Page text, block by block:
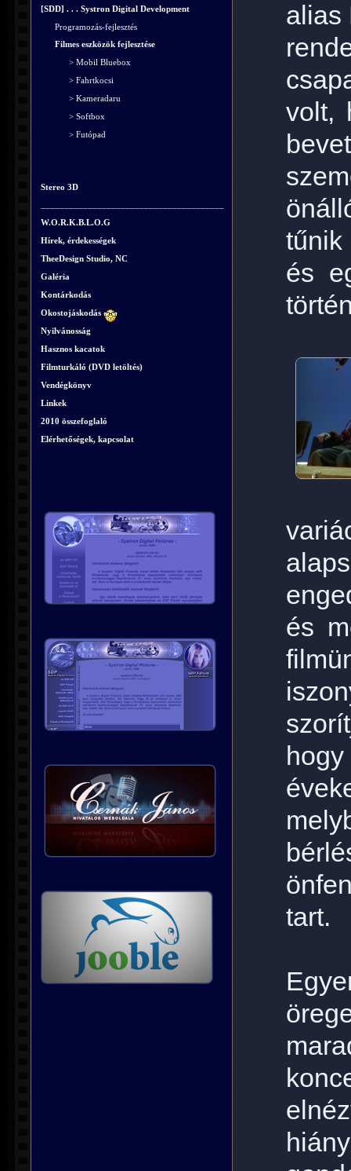
[SDD] . . . Systron Digital Development
Programozás-fejlesztés
Filmes eszközök fejlesztése
> Mobil Bluebox
> Fahrtkocsi
> Kameradaru
> Softbox
> Futópad
Stereo 3D
W.O.R.K.B.L.O.G
Hírek, érdekességek
TheeDesign Studio, NC
Galéria
Kontárkodás
Okostojáskodás
Nyilvánosság
Hasznos kacatok
Filmturkáló (DVD letöltés)
Vendégkönyv
Linkek
2010 összefoglaló
Elérhetőségek, kapcsolat
alias
volt,
és
és
tart.